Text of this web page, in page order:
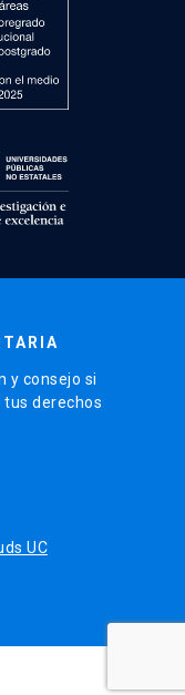
y consejo si
tus derechos
UC